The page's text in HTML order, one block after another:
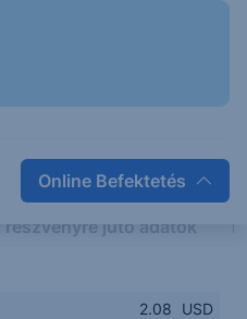
Online Befektetés
részvényre jutó adatok
2.08
USD